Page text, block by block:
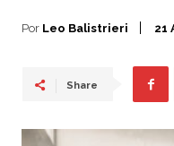
Por Leo Balistrieri 21
Share